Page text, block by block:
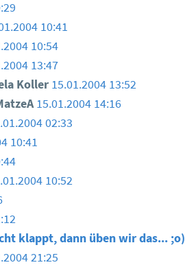
10:41
10:54
13:47
Koller 15.01.2004 13:52
15.01.2004 14:16
02:33
10:41
10:52
klappt, dann üben wir das... ;o)
21:25